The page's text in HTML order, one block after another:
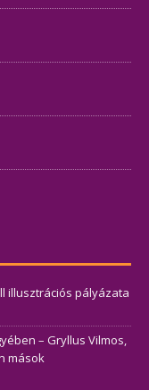
illusztrációs pályázata
– Gryllus Vilmos,
mások